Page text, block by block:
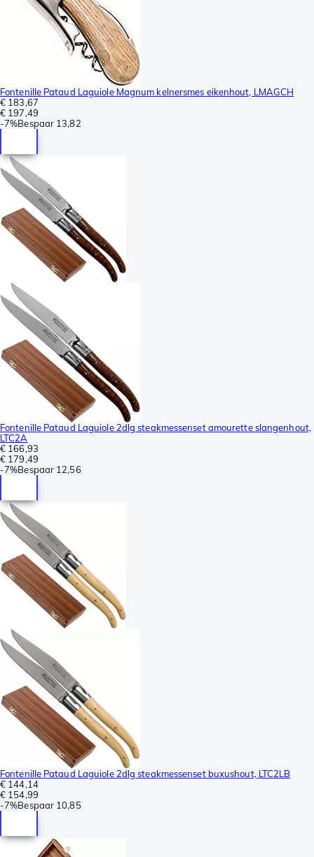
Fontenille Pataud Laguiole Magnum kelnersmes eikenhout, LMAGCH
€ 183,67
€ 197,49
-7%Bespaar 13,82
Fontenille Pataud Laguiole 2dlg steakmessenset amourette slangenhout,
LTC2A
€ 166,93
€ 179,49
-7%Bespaar 12,56
Fontenille Pataud Laguiole 2dlg steakmessenset buxushout, LTC2LB
€ 144,14
€ 154,99
-7%Bespaar 10,85